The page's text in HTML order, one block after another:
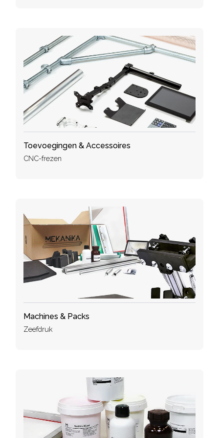
Toevoegingen & Accessoires
CNC-frezen
Machines & Packs
Zeefdruk